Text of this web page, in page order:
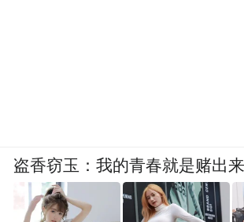
盗香窃玉：我的青春就是赌出